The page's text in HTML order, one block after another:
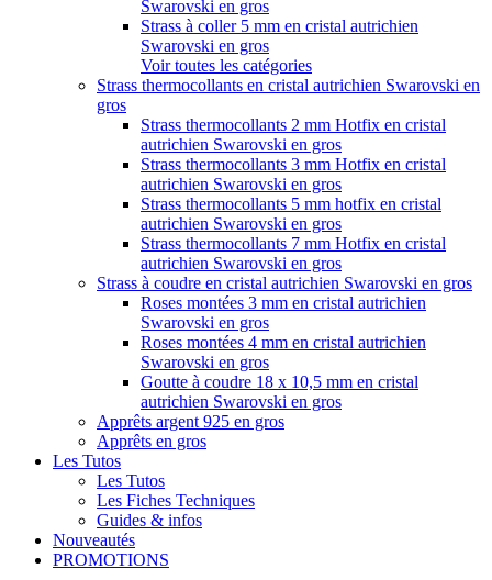
Swarovski en gros
Strass à coller 5 mm en cristal autrichien
Swarovski en gros
Voir toutes les catégories
Strass thermocollants en cristal autrichien Swarovski en
gros
Strass thermocollants 2 mm Hotfix en cristal
autrichien Swarovski en gros
Strass thermocollants 3 mm Hotfix en cristal
autrichien Swarovski en gros
Strass thermocollants 5 mm hotfix en cristal
autrichien Swarovski en gros
Strass thermocollants 7 mm Hotfix en cristal
autrichien Swarovski en gros
Strass à coudre en cristal autrichien Swarovski en gros
Roses montées 3 mm en cristal autrichien
Swarovski en gros
Roses montées 4 mm en cristal autrichien
Swarovski en gros
Goutte à coudre 18 x 10,5 mm en cristal
autrichien Swarovski en gros
Apprêts argent 925 en gros
Apprêts en gros
Les Tutos
Les Tutos
Les Fiches Techniques
Guides & infos
Nouveautés
PROMOTIONS